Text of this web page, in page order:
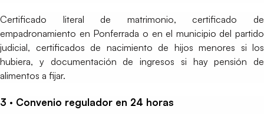
Certificado literal de matrimonio, certificado de
empadronamiento en Ponferrada o en el municipio del partido
judicial, certificados de nacimiento de hijos menores si los
hubiera, y documentación de ingresos si hay pensión de
alimentos a fijar.
3 · Convenio regulador en 24 horas